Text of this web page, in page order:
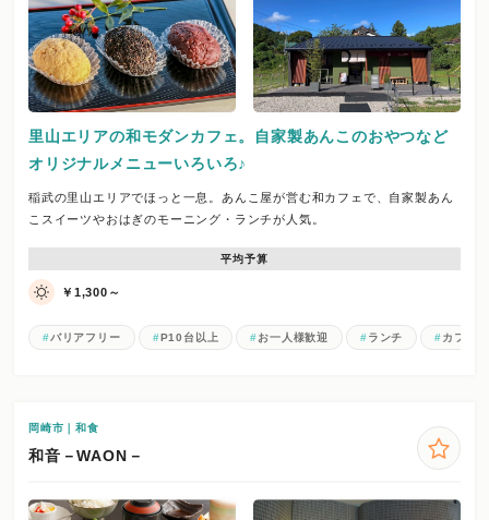
里山エリアの和モダンカフェ。自家製あんこのおやつなど
オリジナルメニューいろいろ♪
稲武の里山エリアでほっと一息。あんこ屋が営む和カフェで、自家製あん
こスイーツやおはぎのモーニング・ランチが人気。
平均予算
￥1,300～
バリアフリー P10台以上 お一人様歓迎 ランチ カフェ
岡崎市｜和食
和音－WAON－